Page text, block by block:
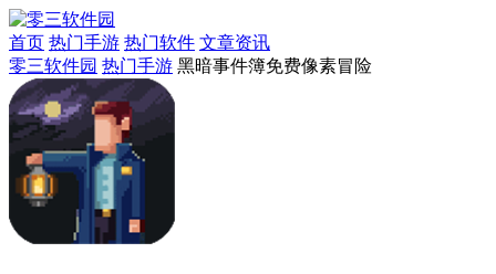
首页 热门手游 热门软件 文章资讯
零三软件园 热门手游 黑暗事件簿免费像素冒险